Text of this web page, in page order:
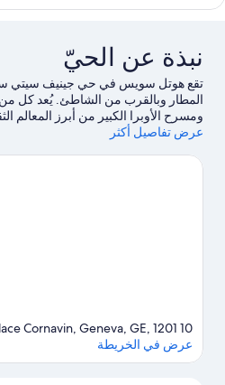
نبذة عن الحيّ
تقع هوتل سويس في حي جينيف سيتي
المطار وبالقرب من الشاطئ. يُعد كل
ومسرح الأوبرا الكبير من أبرز المعالم
الجذب السياحية بالمنطقة الحدائق
أنشطة المنطقة، بما في ذلك تأجير
عرض تفاصيل أكثر
10 Place Cornavin, Geneva, GE, 1201
عرض في الخريطة